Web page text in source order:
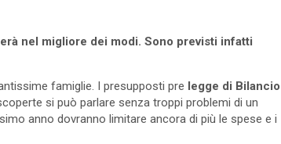
nel migliore dei modi. Sono previsti infatti
famiglie. I presupposti pre legge di Bilancio
si può parlare senza troppi problemi di un
anno dovranno limitare ancora di più le spese e i